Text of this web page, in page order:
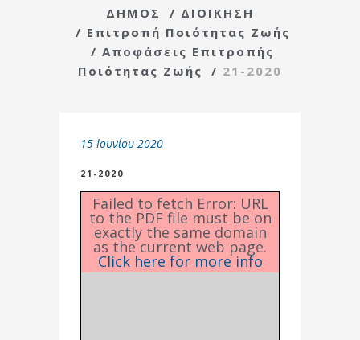
ΔΗΜΟΣ / ΔΙΟΙΚΗΣΗ
/ Επιτροπή Ποιότητας Ζωής
/ Αποφάσεις Επιτροπής
Ποιότητας Ζωής
/ 21-2020
15 Ιουνίου 2020
21-2020
Failed to fetch Error: URL
to the PDF file must be on
exactly the same domain
as the current web page.
Click here for more info